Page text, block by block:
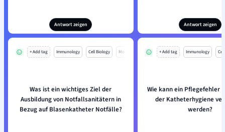
Antwort zeigen Antwort zeigen
+ Add tag Immunology Cell Biology Mo
Was ist ein wichtiges Ziel der
Ausbildung von Notfallsanitätern in
Bezug auf Blasenkatheter Notfälle?
+ Add tag Immunology
Wie kann ein Pflegefehler
der Katheterhygiene
werden?